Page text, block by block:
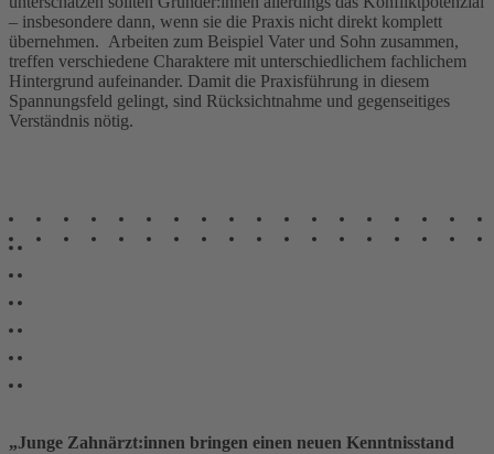
– insbesondere dann, wenn sie die Praxis nicht direkt komplett
übernehmen. Arbeiten zum Beispiel Vater und Sohn zusammen,
treffen verschiedene Charaktere mit unterschiedlichem fachlichem
Hintergrund aufeinander. Damit die Praxisführung in diesem
Spannungsfeld gelingt, sind Rücksichtnahme und gegenseitiges
Verständnis nötig.
„Junge Zahnärzt:innen bringen einen neuen Kenntnisstand